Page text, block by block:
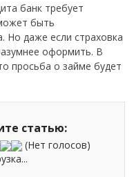
банк требует
быть
Но даже если страховка
оформить. В
просьба о займе будет
статью:
(Нет голосов)